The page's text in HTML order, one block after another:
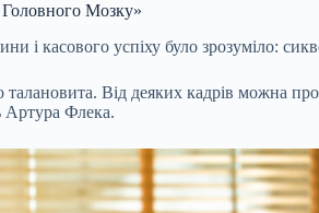
Головного Мозку»
і касового успіху було зрозуміло:
Від деяких кадрів можна
Артура Флека.